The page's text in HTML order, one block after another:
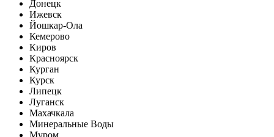
Донецк
Ижевск
Йошкар-Ола
Кемерово
Киров
Красноярск
Курган
Курск
Липецк
Луганск
Махачкала
Минеральные Воды